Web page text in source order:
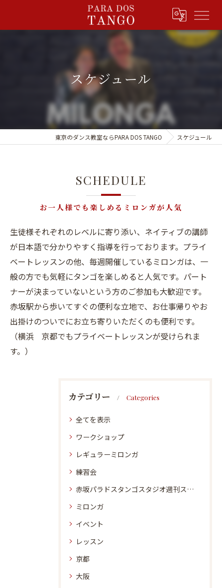
スケジュール
東京のダンス教室ならPARA DOS TANGO スケジュール
SCHEDULE
お一人様でも楽しめるミロンガが人気
生徒様それぞれのレベルに寄り添い、ネイティブの講師
が日本語で分かりやすく指導を行っております。プライ
ベートレッスンの他、毎週開催しているミロンガは、一
般の方でも気軽にタンゴを楽しめると人気です。パート
ナーが決まっていないという方のご参加も大歓迎です。
赤坂駅から歩いてすぐの便利な立地で、お仕事帰りやお
出掛けのついでにお立ち寄りいただくのも便利です。
（横浜 京都でもプライベートレッスンが受けられま
す。）
カテゴリー Categories
全てを表示
ワークショップ
レギュラーミロンガ
練習会
赤坂パラドスタンゴスタジオ週刊スケジュール
ミロンガ
イベント
レッスン
京都
大阪